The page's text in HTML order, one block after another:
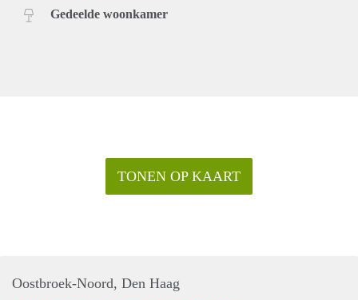
Gedeelde woonkamer
TONEN OP KAART
Oostbroek-Noord, Den Haag